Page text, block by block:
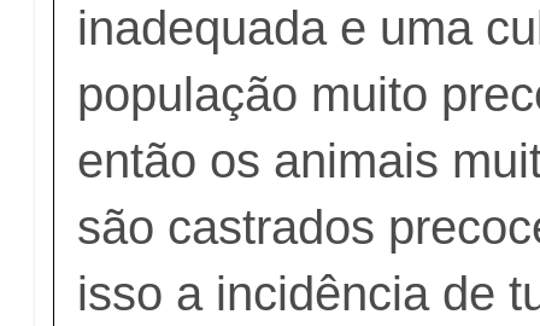
inadequada e uma
população muito
então os animais
são castrados
isso a incidência de